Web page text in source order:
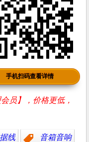
手机扫码查看详情
员】，价格更低，
线 音箱音响